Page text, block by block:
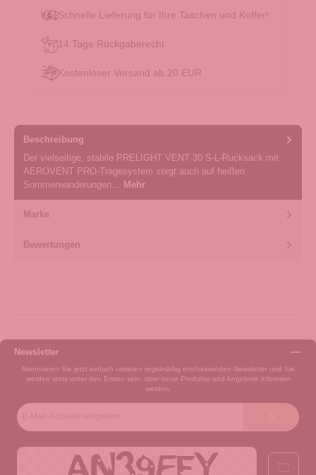
Schnelle Lieferung für Ihre Taschen und Koffer!
14 Tage Rückgaberecht
Kostenloser Versand ab 20 EUR
Beschreibung
Der vielseitige, stabile PRELIGHT VENT 30 S-L-Rucksack mit
AEROVENT PRO-Tragesystem sorgt auch auf heißen
Sommerwanderungen…
Mehr
Marke
Bewertungen
Newsletter
Abonnieren Sie jetzt einfach unseren regelmäßig erscheinenden Newsletter und Sie
werden stets unter den Ersten sein, über neue Produkte und Angebote informiert
werden.